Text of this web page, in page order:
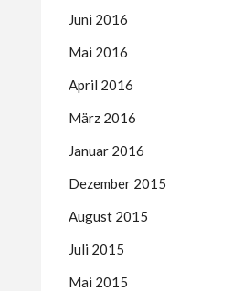
Juni 2016
Mai 2016
April 2016
März 2016
Januar 2016
Dezember 2015
August 2015
Juli 2015
Mai 2015